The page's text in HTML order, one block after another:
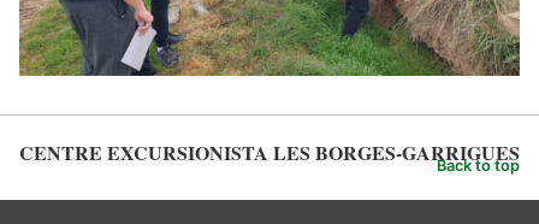
CENTRE EXCURSIONISTA LES BORGES-GARRIGUES
Back to top